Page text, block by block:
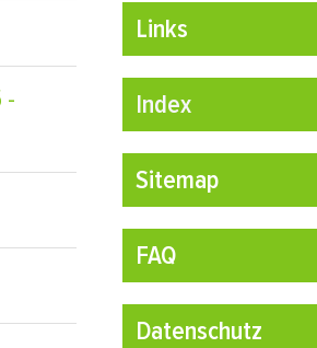
Links
Index
Sitemap
FAQ
Datenschutz
-